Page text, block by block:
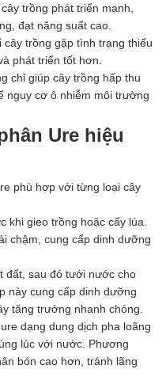
trồng phát triển mạnh,
đạt năng suất cao.
cây trồng gặp tình trạng thiếu
phát triển tốt hơn.
chỉ giúp cây trồng hấp thu
nguy cơ ô nhiễm môi trường
Ure hiệu
phù hợp với từng loại cây
khi gieo trồng hoặc cấy lúa.
chậm, cung cấp dinh dưỡng
đất, sau đó tưới nước cho
này cung cấp dinh dưỡng
tăng trưởng nhanh chóng.
dạng dung dịch pha loãng
lúc với nước. Phương
bón cao hơn, tránh lãng